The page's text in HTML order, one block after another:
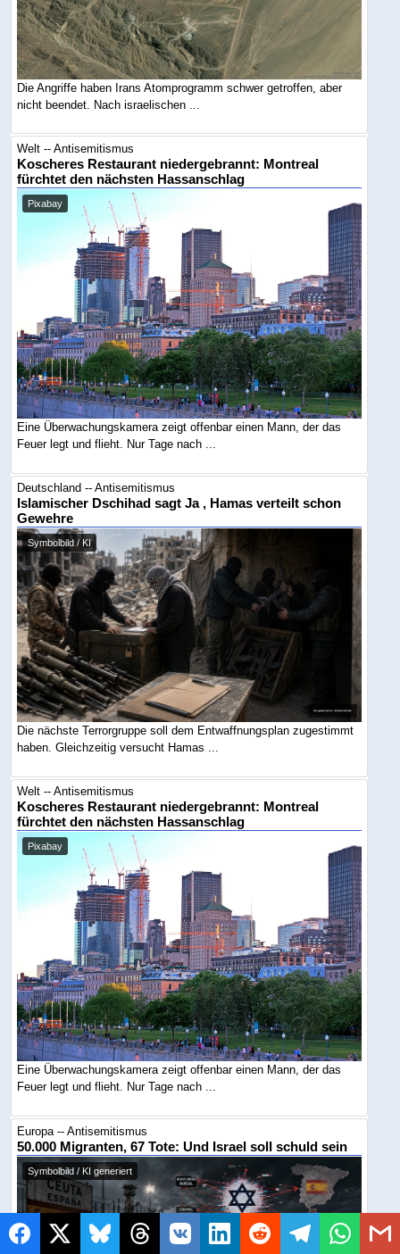
Die Angriffe haben Irans Atomprogramm schwer getroffen, aber
nicht beendet. Nach israelischen ...
Welt -- Antisemitismus
Koscheres Restaurant niedergebrannt: Montreal
fürchtet den nächsten Hassanschlag
Pixabay
Eine Überwachungskamera zeigt offenbar einen Mann, der das
Feuer legt und flieht. Nur Tage nach ...
Deutschland -- Antisemitismus
Islamischer Dschihad sagt Ja , Hamas verteilt schon
Gewehre
Symbolbild / KI
Die nächste Terrorgruppe soll dem Entwaffnungsplan zugestimmt
haben. Gleichzeitig versucht Hamas ...
Welt -- Antisemitismus
Koscheres Restaurant niedergebrannt: Montreal
fürchtet den nächsten Hassanschlag
Pixabay
Eine Überwachungskamera zeigt offenbar einen Mann, der das
Feuer legt und flieht. Nur Tage nach ...
Europa -- Antisemitismus
50.000 Migranten, 67 Tote: Und Israel soll schuld sein
Symbolbild / KI generiert